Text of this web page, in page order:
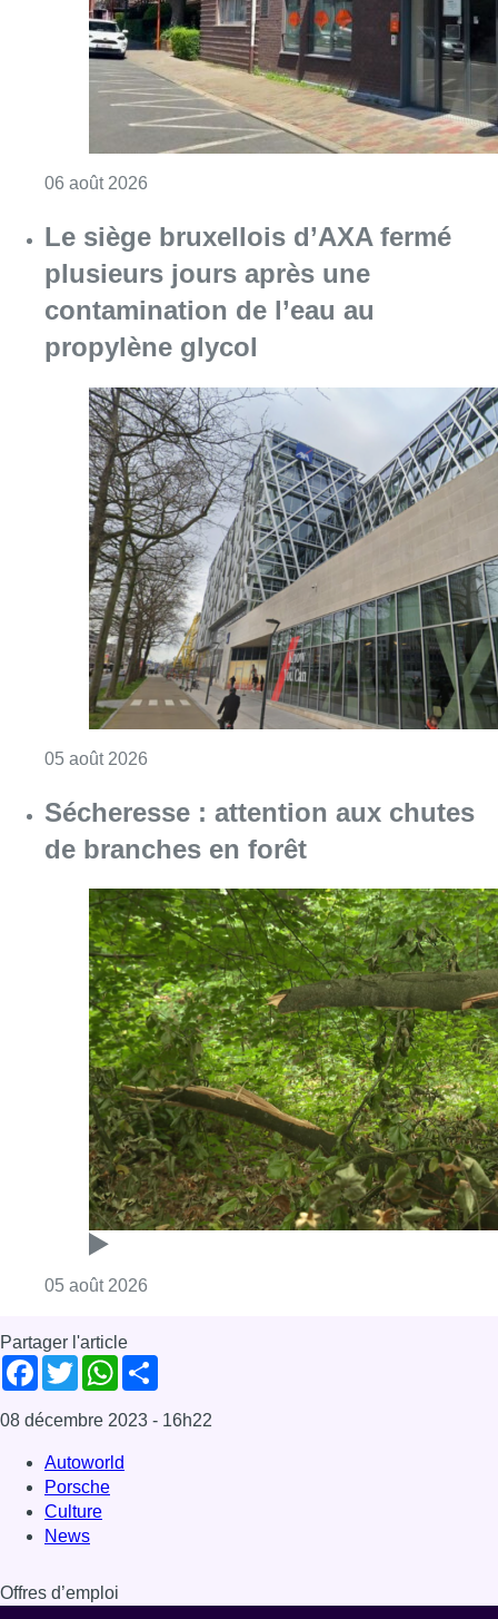
06 août 2026
Le siège bruxellois d’AXA fermé
plusieurs jours après une
contamination de l’eau au
propylène glycol
05 août 2026
Sécheresse : attention aux chutes
de branches en forêt
05 août 2026
Partager l'article
Facebook
TwitterWhatsApp
08 décembre 2023 - 16h22
Autoworld
Porsche
Culture
News
Offres d’emploi